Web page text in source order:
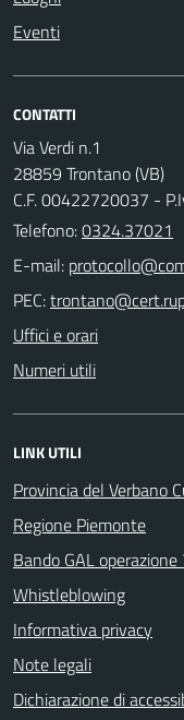
Eventi
CONTATTI
Via Verdi n.1
28859 Trontano (VB)
C.F. 00422720037 -
Telefono:0324.37021
E-mail:
PEC:
Uffici e orari
Numeri utili
LINK UTILI
Provincia del Verbano
Regione Piemonte
Bando GAL
Whistleblowing
Informativa privacy
Note legali
Dichiarazione di